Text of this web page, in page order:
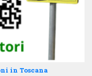
in Toscana